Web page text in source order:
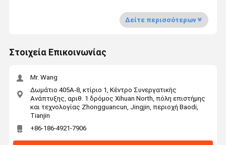
Δείτε περισσότερων
Στοιχεία Επικοινωνίας
Mr. Wang
Δωμάτιο 405A-8, κτίριο 1, Κέντρο Συνεργατικής
Ανάπτυξης, αριθ. 1 δρόμος Xihuan North, πόλη επιστήμης
και τεχνολογίας Zhongguancun, Jingjin, περιοχή Baodi,
Tianjin
+86-186-4921-7906